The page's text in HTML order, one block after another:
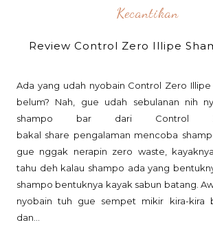
Kecantikan
Review Control Zero Illipe
Ada yang udah nyobain Control Zero
belum? Nah, gue udah sebulanan nih
shampo bar dari Control
bakal share pengalaman mencoba
gue nggak nerapin zero waste,
tahu deh kalau shampo ada yang
shampo bentuknya kayak sabun batang.
nyobain tuh gue sempet mikir kira-kira
dan...